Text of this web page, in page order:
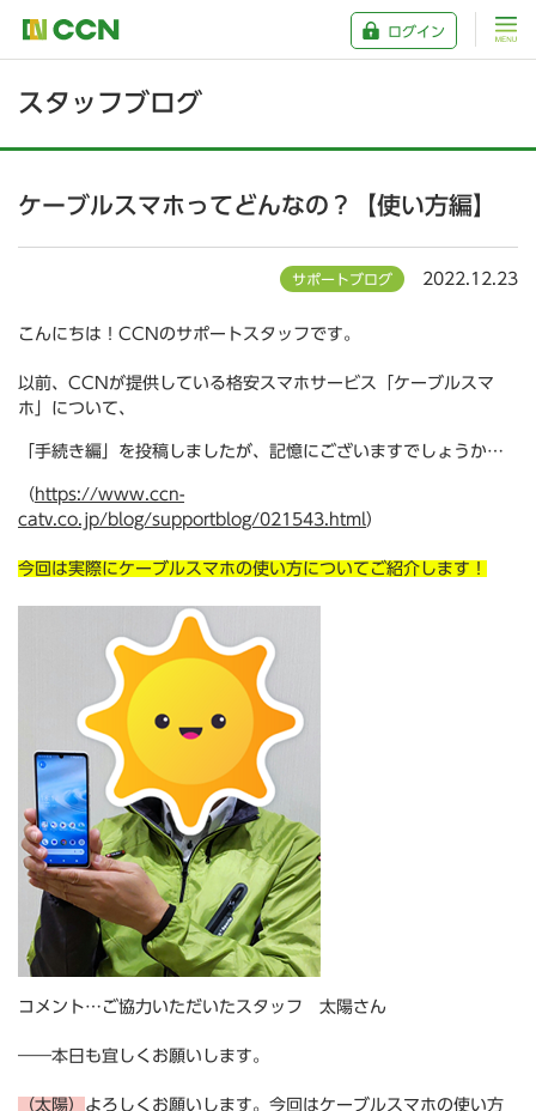
ログイン
スタッフブログ
ケーブルスマホってどんなの？【使い方編】
サポートブログ 2022.12.23
こんにちは！CCNのサポートスタッフです。
以前、CCNが提供している格安スマホサービス「ケーブルスマ
ホ」について、
「手続き編」を投稿しましたが、記憶にございますでしょうか…
（ https://www.ccn-
catv.co.jp/blog/supportblog/021543.html）
今回は実際にケーブルスマホの使い方についてご紹介します！
コメント…ご協力いただいたスタッフ 太陽さん
――本日も宜しくお願いします。
（太陽） よろしくお願いします。今回はケーブルスマホの使い方